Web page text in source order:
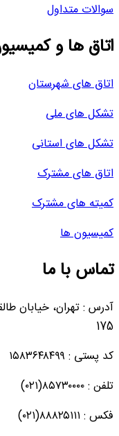
سوالات متداول
اتاق ها و
اتاق های شهرستان
تشکل های ملی
تشکل های استانی
اتاق های مشترک
کمیته های مشترک
کمیسیون ها
تماس با ما
آدرس : تهران، خیابان
175
کد پستی : ۱۵۸۳۶۴۸۴۹۹
تلفن : ۸۵۷۳۰۰۰۰(۰۲۱)
فکس : ۸۸۸۲۵۱۱۱(۰۲۱)